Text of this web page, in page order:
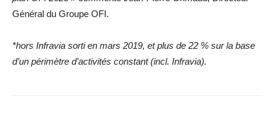
Général du Groupe OFI.
*hors Infravia sorti en mars 2019, et plus de 22 % sur la base
d’un périmètre d’activités constant (incl. Infravia).